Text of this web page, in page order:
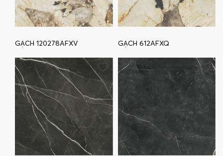
GẠCH 120278AFXV GẠCH 612AFXQ